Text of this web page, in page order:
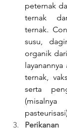
peternak
ternak
ternak.
susu,
organik
ternak,
serta
Perikanan